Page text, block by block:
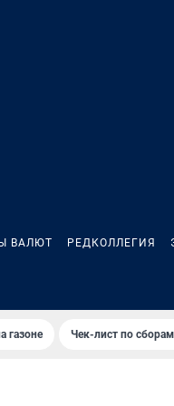
ВАЛЮТ РЕДКОЛЛЕГИЯ
газоне Чек-лист по